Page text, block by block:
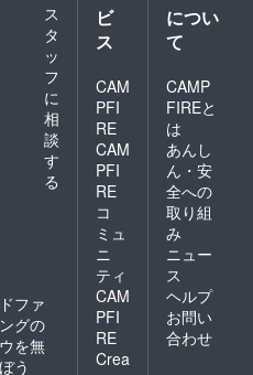
ス
タ
ッ
フ
に
相
談
す
る
ファ
グの
を無
う
ビ
ス
CAM
PFI
RE
CAM
PFI
RE
コ
ミュ
ニ
ティ
CAM
PFI
RE
Crea
につい
て
CAMP
FIREと
は
あんし
ん・安
全への
取り組
み
ニュー
ス
ヘルプ
お問い
合わせ